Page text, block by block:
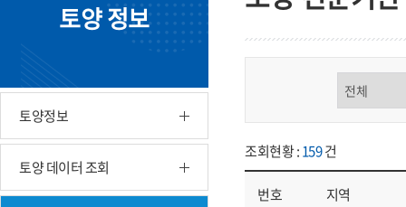
토양 정보
토양정보
토양 데이터 조회
조회현황 :159건
번호 지역